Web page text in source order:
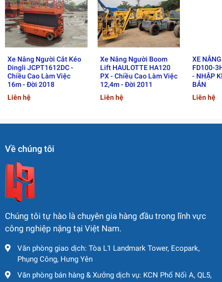
Nhà máy cơ khí, kết cấu thép
2.2. Động cơ diesel mạnh mẽ,
vận hành ổn định
Xe sử dụng động cơ diesel công suất lớn, mang lại:
Lực kéo khỏe
Khả năng leo dốc tốt
hành nhiều ca mỗi ngày.
2.3. Kết cấu chắc chắn – độ bền
chuẩn Nhật Bản
cao. FD100-3HEX sở hữu:
Hệ thống thủy lực ổn định
Cột nâng chắc chắn, hạn chế rung lắc khi nâng hàng
nặng
Xe Nâng Người Cắt Kéo
Dingli JCPT1612DC -
Chiều Cao Làm Việc
16m - Đời 2018
Liên hệ
Xe Nâng Người Boom
Lift HAULOTTE HA120
PX - Chiều Cao Làm Việc
12,4m - Đời 2011
Liên hệ
XE
FD100-
- NHẬP
BẢN
Liên hệ
Về chúng tôi
Chúng tôi tự hào là chuyên gia hàng đầu trong lĩnh vực
công nghiệp nặng tại Việt Nam.
Văn phòng giao dịch: Tòa L1 Landmark Tower, Ecopark,
Phụng Công, Hưng Yên
Văn phòng bán hàng & Xưởng dịch vụ: KCN Phố Nối A, QL5,